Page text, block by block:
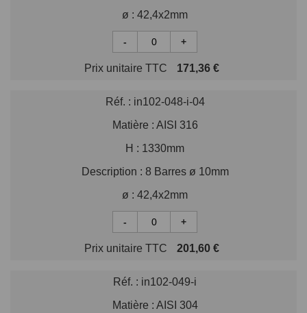
ø : 42,4x2mm
- +
Prix unitaire TTC 171,36 €
Réf. : in102-048-i-04
Matière : AISI 316
H : 1330mm
Description : 8 Barres ø 10mm
ø : 42,4x2mm
- +
Prix unitaire TTC 201,60 €
Réf. : in102-049-i
Matière : AISI 304